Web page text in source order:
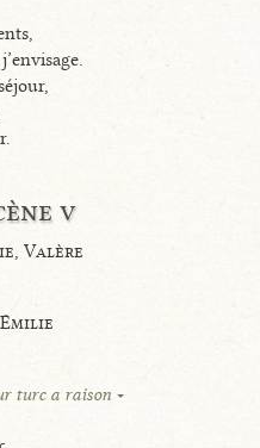
v
Valère
Émilie
turc a raison